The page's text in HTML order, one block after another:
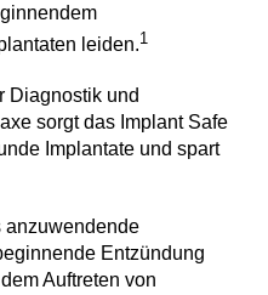
leiden.1
Diagnostik und
sorgt das Implant Safe
Implantate und spart
anzuwendende
Entzündung
Auftreten von